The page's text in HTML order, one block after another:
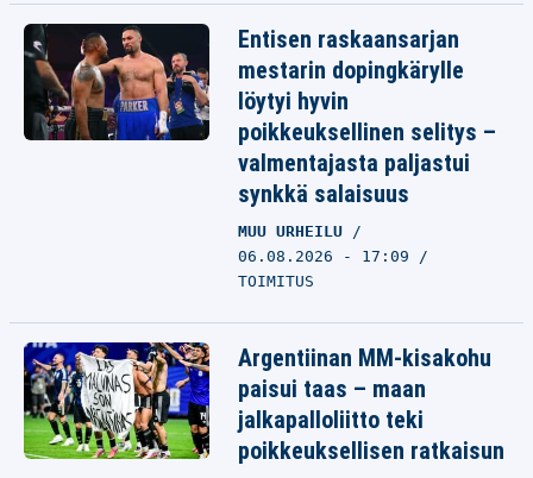
Entisen raskaansarjan
mestarin dopingkärylle
löytyi hyvin
poikkeuksellinen selitys –
valmentajasta paljastui
synkkä salaisuus
MUU URHEILU
06.08.2026 - 17:09
TOIMITUS
Argentiinan MM-kisakohu
paisui taas – maan
jalkapalloliitto teki
poikkeuksellisen ratkaisun